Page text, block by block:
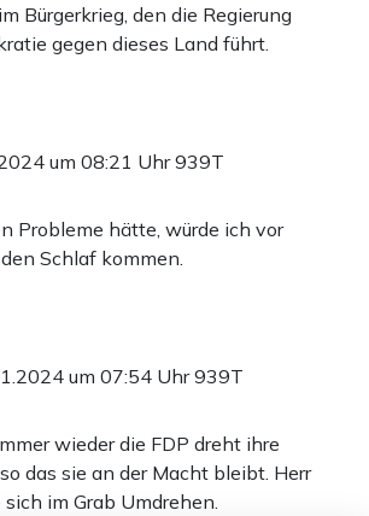
Bürgerkrieg, den die Regierung
gegen dieses Land führt.
um 08:21 Uhr939T
Probleme hätte, würde ich vor
Schlaf kommen.
um 07:54 Uhr939T
wieder die FDP dreht ihre
das sie an der Macht bleibt. Herr
im Grab Umdrehen.